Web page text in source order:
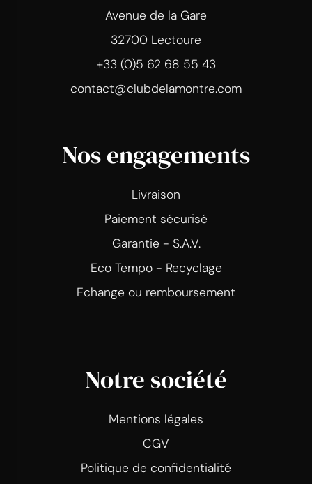
Avenue de la Gare
32700 Lectoure
+33 (0)5 62 68 55 43
contact@clubdelamontre.com
Nos engagements
Livraison
Paiement sécurisé
Garantie - S.A.V.
Eco Tempo - Recyclage
Echange ou remboursement
Notre société
Mentions légales
CGV
Politique de confidentialité